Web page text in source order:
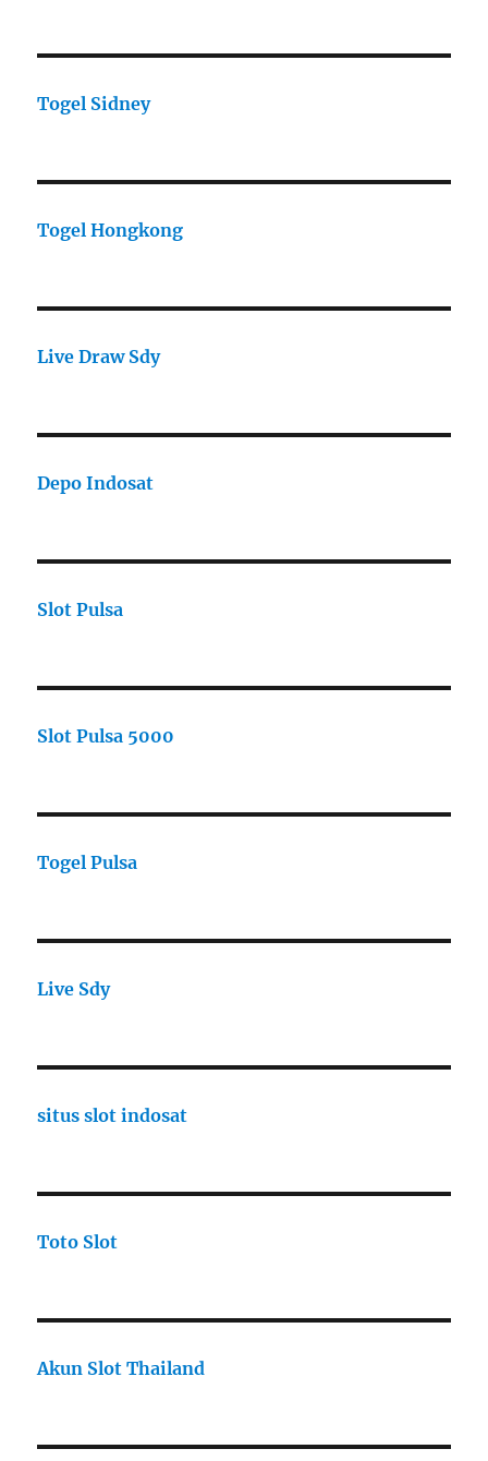
Togel Sidney
Togel Hongkong
Live Draw Sdy
Depo Indosat
Slot Pulsa
Slot Pulsa 5000
Togel Pulsa
Live Sdy
situs slot indosat
Toto Slot
Akun Slot Thailand